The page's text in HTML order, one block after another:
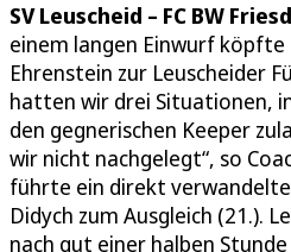
SV Leuscheid – FC BW
einem langen Einwurf
Ehrenstein zur Leuscheider
hatten wir drei Situationen,
den gegnerischen Keeper
wir nicht nachgelegt“, so
führte ein direkt
Didych zum Ausgleich (21.).
nach gut einer halben